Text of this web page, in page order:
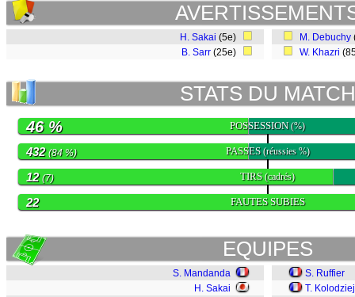
H. Sakai (5e)
B. Sarr (25e)
M. Debuchy
W. Khazri
STATS DU MATCH
POSSESSION(%)
46 %
PASSES(réussies %)
432(84 %)
TIRS(cadrés)
12(7)
FAUTES SUBIES
22
EQUIPES
S. Mandanda
H. Sakai
S. Ruffier
T.